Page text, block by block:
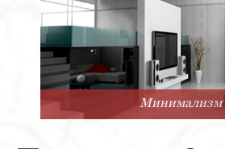
Минимализм